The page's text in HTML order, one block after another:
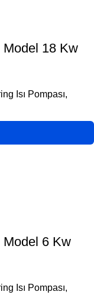
18 Kw
Isı Pompası,
6 Kw
Isı Pompası,